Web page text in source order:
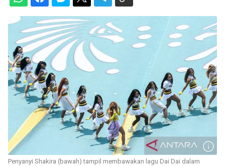
Penyanyi Shakira (bawah) tampil membawakan lagu Dai Dai dalam